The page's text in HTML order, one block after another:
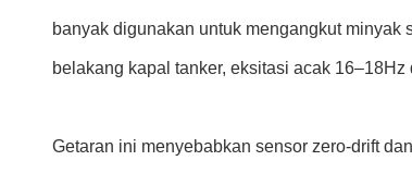
banyak digunakan untuk mengangkut
belakang kapal tanker, eksitasi acak
Getaran ini menyebabkan sensor zero-drift